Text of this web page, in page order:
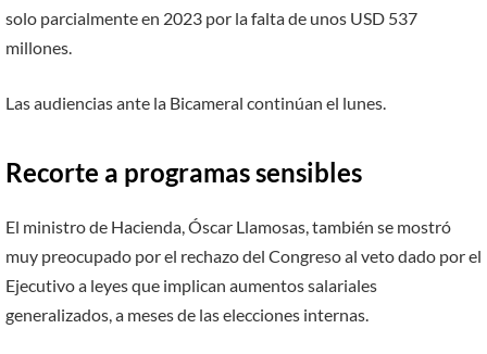
solo parcialmente en 2023 por la falta de unos USD 537
millones.
Las audiencias ante la Bicameral continúan el lunes.
Recorte a programas sensibles
El ministro de Hacienda, Óscar Llamosas, también se mostró
muy preocupado por el rechazo del Congreso al veto dado por el
Ejecutivo a leyes que implican aumentos salariales
generalizados, a meses de las elecciones internas.